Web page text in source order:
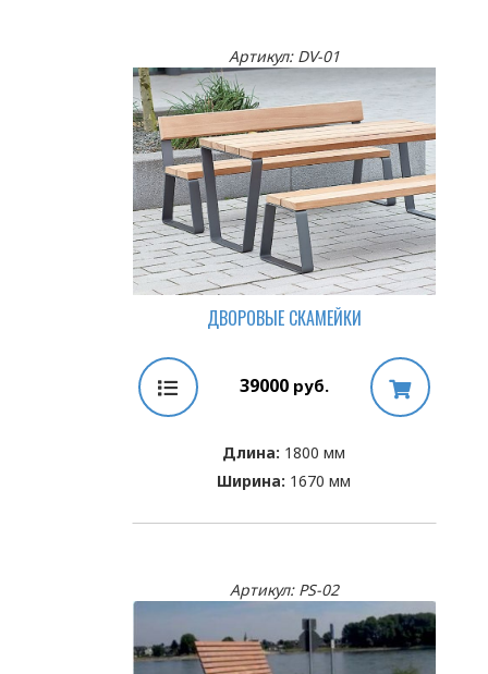
Артикул: DV-01
ДВОРОВЫЕ СКАМЕЙКИ
39000руб.
Длина: 1800 мм
Ширина: 1670 мм
Артикул: PS-02